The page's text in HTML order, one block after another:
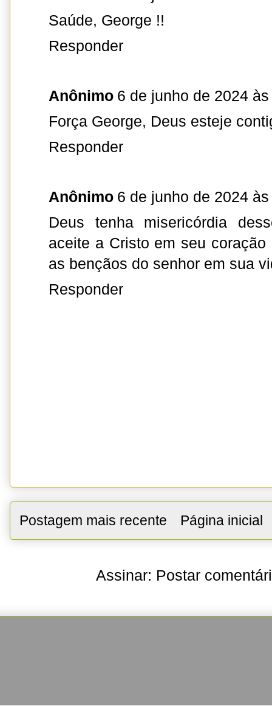
Saúde, George !!
Responder
Anônimo 6 de junho de 2024
Força George, Deus esteje
Responder
Anônimo 6 de junho de 2024
Deus tenha misericórdia
aceite a Cristo em seu
as bençãos do senhor em sua
Responder
Postagem mais recente Página inicial
Assinar: Postar